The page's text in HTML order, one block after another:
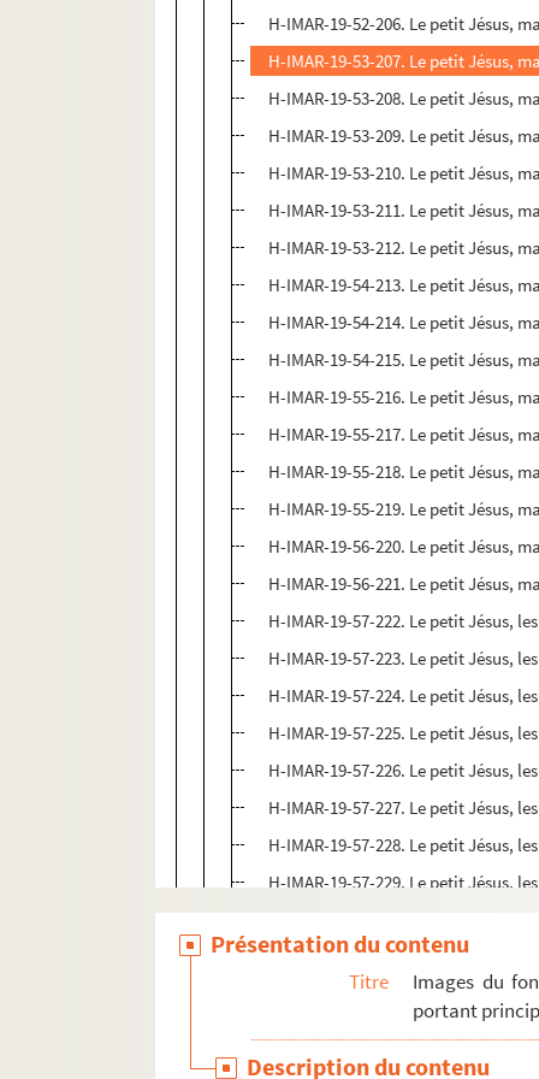
H-IMAR-19-52-206. Le petit Jésus,
H-IMAR-19-53-207. Le petit Jésus,
H-IMAR-19-53-208. Le petit Jésus,
H-IMAR-19-53-209. Le petit Jésus,
H-IMAR-19-53-210. Le petit Jésus,
H-IMAR-19-53-211. Le petit Jésus,
H-IMAR-19-53-212. Le petit Jésus,
H-IMAR-19-54-213. Le petit Jésus,
H-IMAR-19-54-214. Le petit Jésus,
H-IMAR-19-54-215. Le petit Jésus,
H-IMAR-19-55-216. Le petit Jésus,
H-IMAR-19-55-217. Le petit Jésus,
H-IMAR-19-55-218. Le petit Jésus,
H-IMAR-19-55-219. Le petit Jésus,
H-IMAR-19-56-220. Le petit Jésus,
H-IMAR-19-56-221. Le petit Jésus,
H-IMAR-19-57-222. Le petit Jésus,
H-IMAR-19-57-223. Le petit Jésus,
H-IMAR-19-57-224. Le petit Jésus,
H-IMAR-19-57-225. Le petit Jésus,
H-IMAR-19-57-226. Le petit Jésus,
H-IMAR-19-57-227. Le petit Jésus,
H-IMAR-19-57-228. Le petit Jésus,
H-IMAR-19-57-229. Le petit Jésus,
H-IMAR-19-58-230. Jésus enfant
H-IMAR-19-58-231. Jésus enfant
H-IMAR-19-58-232. Jésus enfant
H-IMAR-19-58-234. Jésus enfant
Présentation du contenu
Titre
Images du
portant
Description du contenu